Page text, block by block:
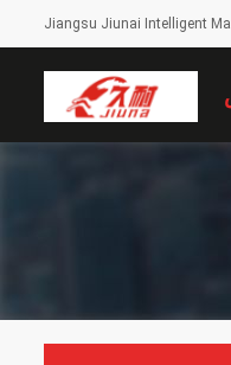
Jiangsu Jiunai Intelligent